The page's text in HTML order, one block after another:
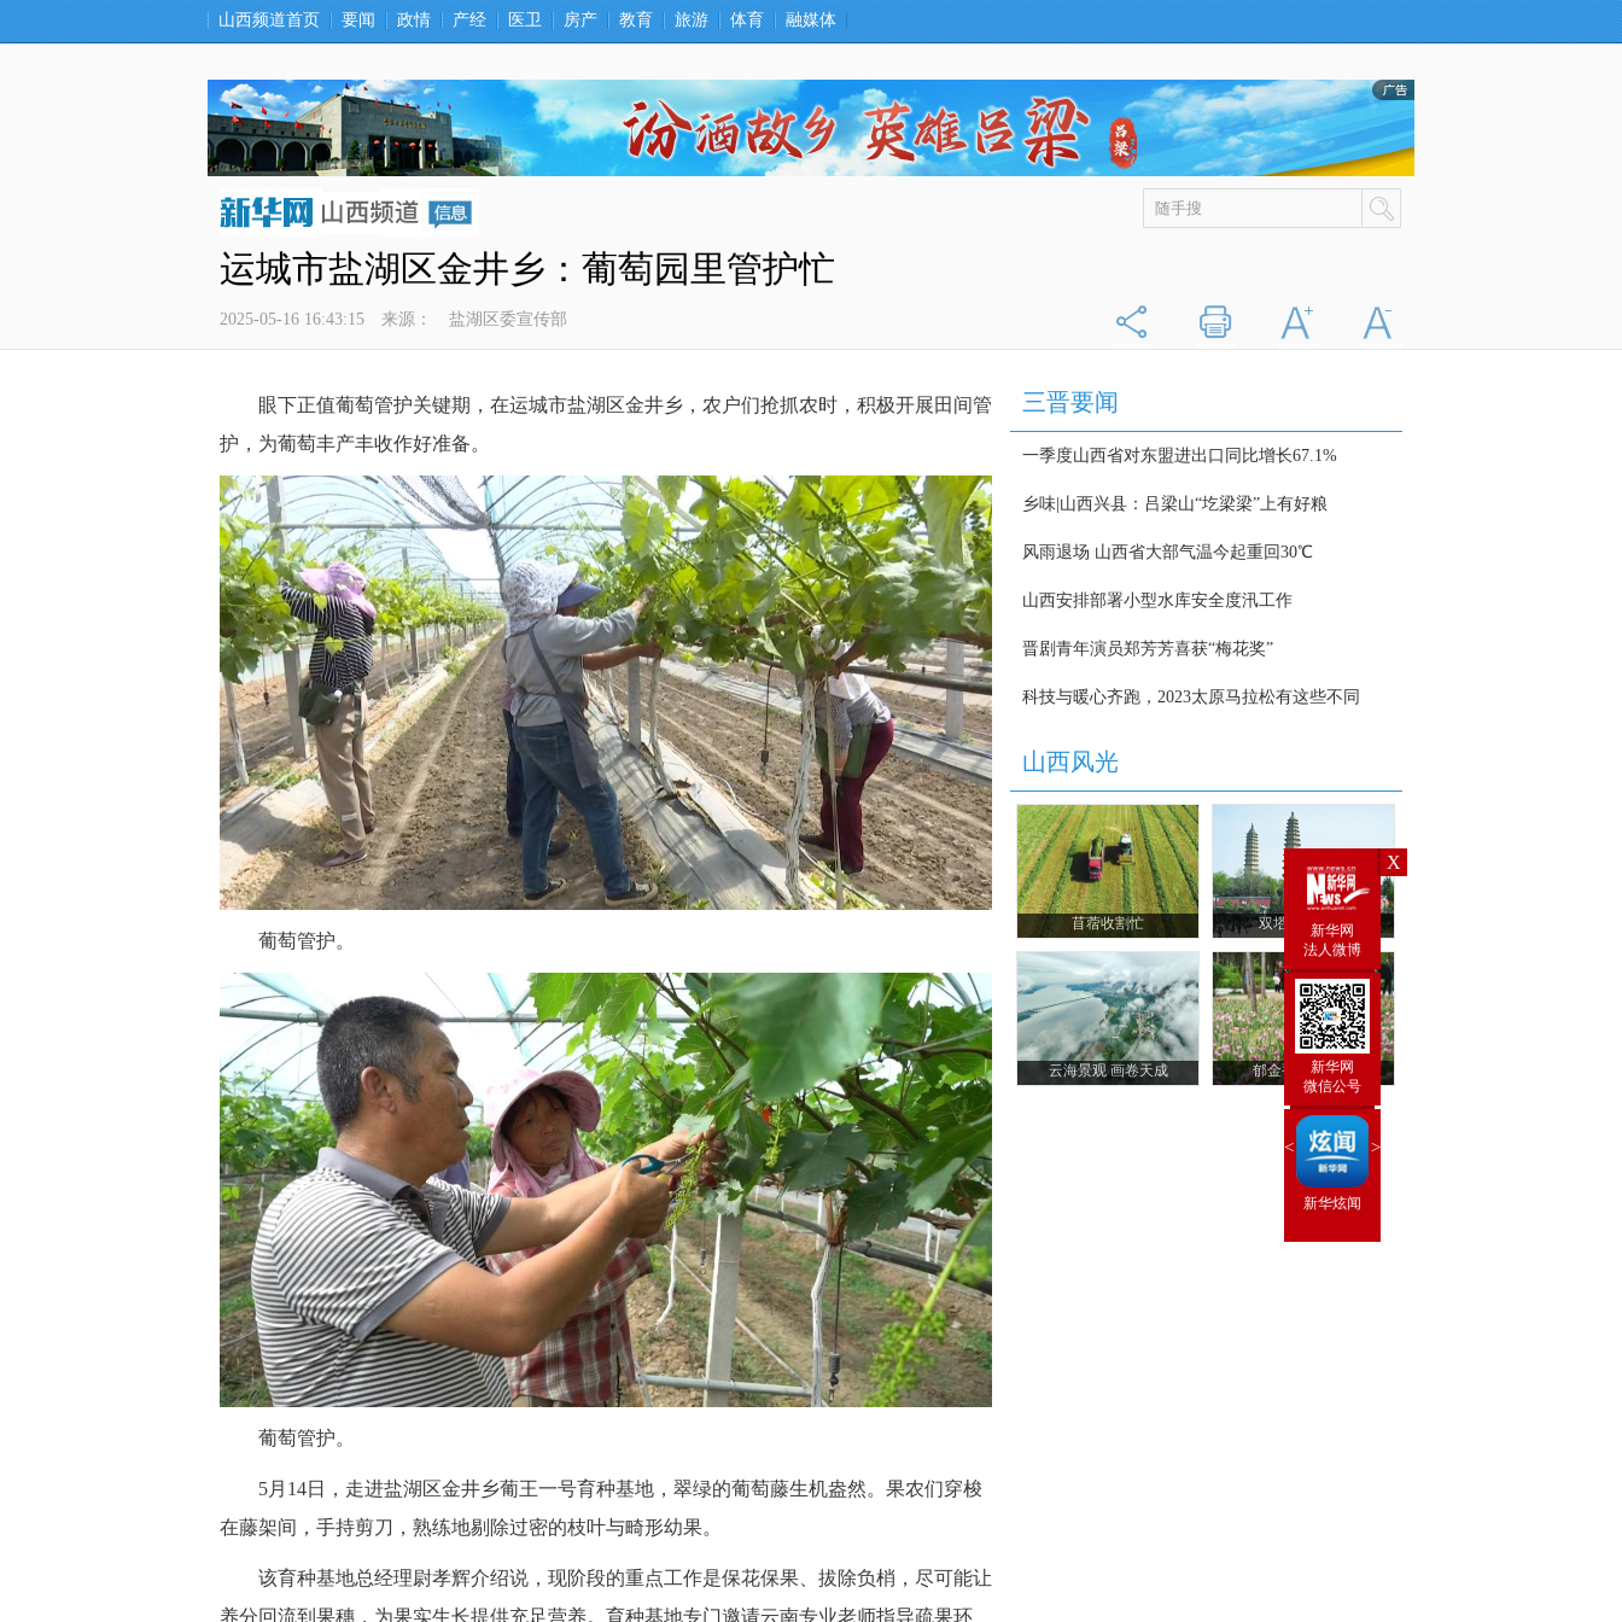
山西频道首页 要闻 政情 产经 医卫 房产 教育 旅游 体育 融媒体
新华网
法人微博
新华网
微信公号
< >
新华炫闻
X
运城市盐湖区金井乡：葡萄园里管护忙
2025-05-16 16:43:15 来源： 盐湖区委宣传部
眼下正值葡萄管护关键期，在运城市盐湖区金井乡，农户们抢抓农时，积极开展田间管
护，为葡萄丰产丰收作好准备。
葡萄管护。
葡萄管护。
5月14日，走进盐湖区金井乡葡王一号育种基地，翠绿的葡萄藤生机盎然。果农们穿梭
在藤架间，手持剪刀，熟练地剔除过密的枝叶与畸形幼果。
该育种基地总经理尉孝辉介绍说，现阶段的重点工作是保花保果、拔除负梢，尽可能让
养分回流到果穗，为果实生长提供充足营养。育种基地专门邀请云南专业老师指导疏果环